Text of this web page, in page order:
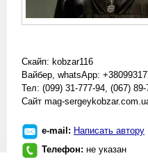
Скайп: kobzar116
Вайбер, whatsApp:
Тел: (099) 31-777-94, (067)
Сайт mag-
e-mail: Написать автору
Телефон: не указан